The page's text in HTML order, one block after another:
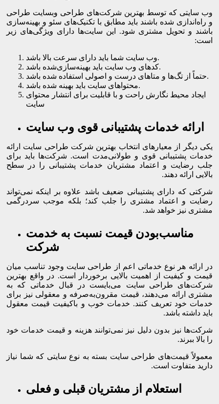
وب سایتی که توسط بهترین شرکت‌های طراحی وبسایت طراحی
و راه‌اندازی شده باشند باید مطابق با تکنیک‌های سئو و بهینه‌سازی
باشند و تحویل مشتری شود. این سایت‌ها دارای ویژگی‌های زیر
است:
وب سایت شما باید دارای سرعت بالا باشد.
کدهای وب سایت باید بهینه‌سازی‌شده باشد.
حتماً از تگ‌ها و متاهای درست و اصولی استفاده شده باشد.
محتواهای سایت باید بهینه شده باشد.
ایجاد محیط نگارش راحت و با قابلیت برای انتشار محتوای
سایت
ارائه خدمات پشتیبانی قوی وب سایت
یکی دیگر از معیارهای انتخاب بهترین شرکت طراحی سایت ارائه
خدمات پشتیبانی قوی و طولانی‌مدت است. شرکت‌ها باید برای
جلب رضایت و اعتماد مشتریان خدمات پشتیبانی را در سطح
بالایی ارائه دهند.
شرکتی که دارای پشتیبانی ضعیف باشد علاوه بر اینکه نمی‌تواند
رضایت و اعتماد مشتری را جلب کند؛ بلکه موجب سردرگمی
مشتری نیز خواهد شد.
مناسب‌بودن قیمت نسبت به خدمت
شرکت
در ارائه هر نوع خدماتی اعم از طراحی سایت وجود تناسب میان
قیمت و کیفیت از اهمیت بالایی برخوردار است. در واقع بهترین
شرکت‌های طراحی سایت می‌بایست در قبال خدماتی که به
مشتری ارائه می‌دهند، قیمت مقرون‌به‌صرفه و معقولی نیز برای
خدمات خود تعریف کنند. خدمات خوب و باکیفیت قیمت معقول
باید داشته باشد.
شرکت‌ها نیز بدون دلیل نیز نمی‌توانند هزینه و قیمت خدمات خود
را بالا ببرند.
معمولاً قیمت‌های طراحی سایت بسته به نوع سایتی که شما نیاز
دارید متفاوت است.
استعلام از مشتریان قبلی و فعلی